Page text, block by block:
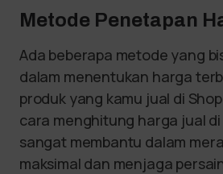
Metode Penetapan
Ada beberapa metode yang
dalam menentukan harga
produk yang kamu jual di
cara menghitung harga jual
sangat membantu dalam
maksimal dan menjaga